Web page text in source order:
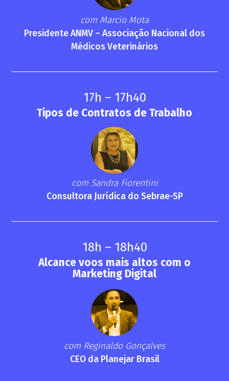
com Marcio Mota
Presidente ANMV – Associação Nacional dos
Médicos Veterinários
17h – 17h40
Tipos de Contratos de Trabalho
com Sandra Fiorentini
Consultora Jurídica do Sebrae-SP
18h – 18h40
Alcance voos mais altos com o
Marketing Digital
com Reginaldo Gonçalves
CEO da Planejar Brasil